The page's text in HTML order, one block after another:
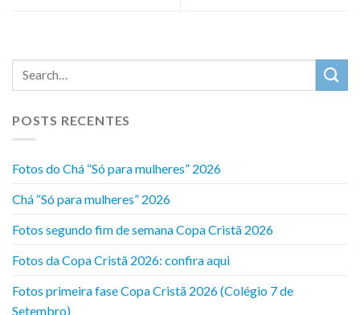
POSTS RECENTES
Fotos do Chá “Só para mulheres” 2026
Chá “Só para mulheres” 2026
Fotos segundo fim de semana Copa Cristã 2026
Fotos da Copa Cristã 2026: confira aqui
Fotos primeira fase Copa Cristã 2026 (Colégio 7 de
Setembro)